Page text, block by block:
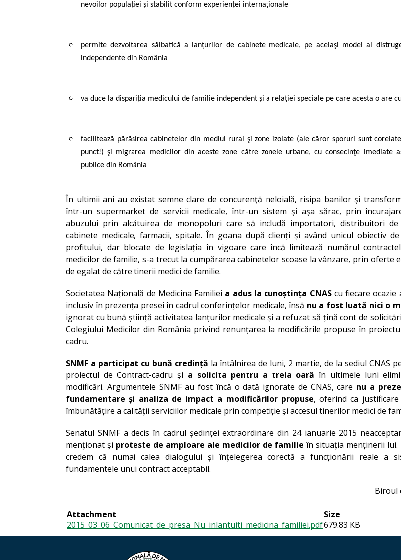
nevoilor populației și stabilit conform experienței internaționale
permite dezvoltarea sălbatică a lanțurilor de cabinete medicale, pe acelaşi model al
independente din România
va duce la dispariția medicului de familie independent și a relației speciale pe care acesta o are
facilitează părăsirea cabinetelor din mediul rural şi zone izolate (ale căror sporuri sunt
punct!) şi migrarea medicilor din aceste zone către zonele urbane, cu consecinţe imediate
publice din România
În ultimii ani au existat semne clare de concurenţă neloială, risipa banilor şi
într-un supermarket de servicii medicale, într-un sistem şi aşa sărac, prin
abuzului prin alcătuirea de monopoluri care să includă importatori, distribuitori de
cabinete medicale, farmacii, spitale. În goana după clienți și având unicul obiectiv
profitului, dar blocate de legislația în vigoare care încă limitează numărul
medicilor de familie, s-a trecut la cumpărarea cabinetelor scoase la vânzare, prin oferte
de egalat de către tinerii medici de familie.
Societatea Națională de Medicina Familiei a adus la cunoștința CNAS cu fiecare ocazie
inclusiv în prezența presei în cadrul conferințelor medicale, însă nu a fost luată nici o
ignorat cu bună știință activitatea lanțurilor medicale și a refuzat să țină cont de
Colegiului Medicilor din România privind renunțarea la modificările propuse în
cadru.
SNMF a participat cu bună credință la întâlnirea de luni, 2 martie, de la sediul CNAS
proiectul de Contract-cadru și a solicita pentru a treia oară în ultimele luni
modificări. Argumentele SNMF au fost încă o dată ignorate de CNAS, care nu a
fundamentare și analiza de impact a modificărilor propuse, oferind ca
îmbunătățire a calității serviciilor medicale prin competiție și accesul tinerilor medici de
Senatul SNMF a decis în cadrul ședinței extraordinare din 24 ianuarie 2015
menționat și proteste de amploare ale medicilor de familie în situația menținerii lui.
credem că numai calea dialogului și înțelegerea corectă a funcționării reale a
fundamentele unui contract acceptabil.
Biroul
Attachment
Size
2015_03_06_Comunicat_de_presa_Nu_inlantuiti_medicina_familiei.pdf679.83 KB